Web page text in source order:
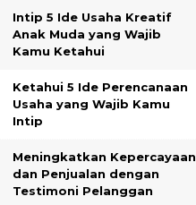
Intip 5 Ide Usaha Kreatif
Anak Muda yang Wajib
Kamu Ketahui
Ketahui 5 Ide Perencanaan
Usaha yang Wajib Kamu
Intip
Meningkatkan Kepercayaan
dan Penjualan dengan
Testimoni Pelanggan